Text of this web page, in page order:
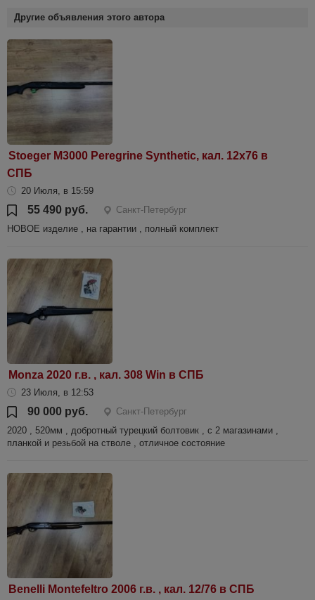
Другие объявления этого автора
Stoeger M3000 Peregrine Synthetic, кал. 12x76 в
СПБ
20 Июля, в 15:59
55 490 руб.
Санкт-Петербург
НОВОЕ изделие , на гарантии , полный комплект
Monza 2020 г.в. , кал. 308 Win в СПБ
23 Июля, в 12:53
90 000 руб.
Санкт-Петербург
2020 , 520мм , добротный турецкий болтовик , с 2 магазинами ,
планкой и резьбой на стволе , отличное состояние
Benelli Montefeltro 2006 г.в. , кал. 12/76 в СПБ